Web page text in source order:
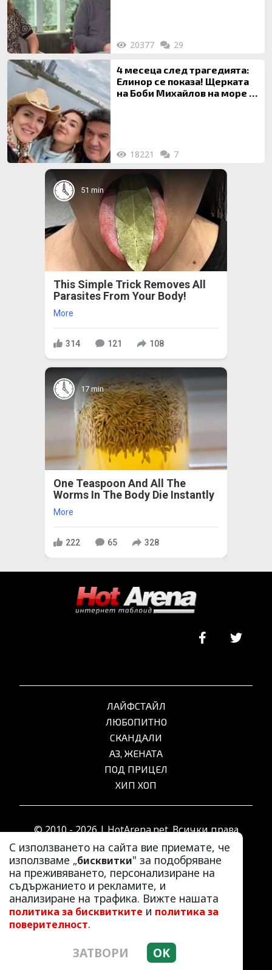
20377 29
4 месеца след трагедията:
Елинор се показа! Щерката
на Боби Михайлов на море с
18221 7
51 min
This Simple Trick Removes All
Parasites From Your Body!
More
314 121 108
17 min
One Teaspoon And All The
Worms In The Body Die Instantly
More
222 65 328
С използването на сайта вие приемате, че
използваме „бисквитки" за подобряване
на преживяването, персонализиране на
съдържанието и рекламите, и
анализиране на трафика. Вижте нашата
политика за бисквитките и политика за
поверителност.
ЗАТВОРИ OK
ЛАЙФСТАЙЛ
ЛЮБОПИТНО
СКАНДАЛИ
АЗ, ЖЕНАТА
ПОД ПРИЦЕЛ
ХИП ХОП
© 2010 - 2026 | HotArena.net. Всички права
запазени.
РЕКЛАМА
КОНТАКТИ
ОБЩИ УСЛОВИЯ
ПОЛИТИКА ЗА ПОВЕРИТЕЛНОСТ
ПОЛИТИКА ЗА БИСКВИТКИТЕ